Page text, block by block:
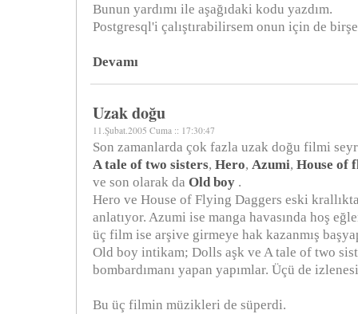
Bunun yardımı ile aşağıdaki kodu yazdım.
Postgresql'i çalıştırabilirsem onun için de
Devamı
Uzak doğu
11.Şubat.2005 Cuma :: 17:30:47
Son zamanlarda çok fazla uzak doğu filmi
A tale of two sisters, Hero, Azumi, House of
ve son olarak da Old boy .
Hero ve House of Flying Daggers eski
anlatıyor. Azumi ise manga havasında hoş
üç film ise arşive girmeye hak kazanmış
Old boy intikam; Dolls aşk ve A tale of two
bombardımanı yapan yapımlar. Üçü de
Bu üç filmin müzikleri de süperdi.